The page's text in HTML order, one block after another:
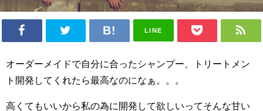
LINE
オーダーメイドで自分に合ったシャンプー、トリートメン
ト開発してくれたら最高なのになぁ。。。
高くてもいいから私の為に開発して欲しいってそんな甘い